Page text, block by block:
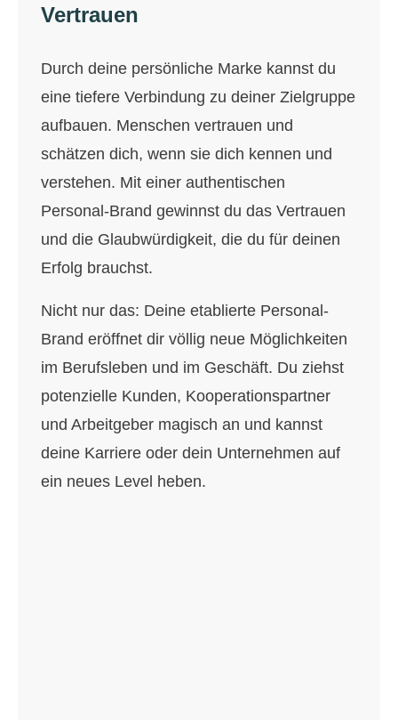
Vertrauen
Durch deine persönliche Marke kannst du
eine tiefere Verbindung zu deiner Zielgruppe
aufbauen. Menschen vertrauen und
schätzen dich, wenn sie dich kennen und
verstehen. Mit einer authentischen
Personal-Brand gewinnst du das Vertrauen
und die Glaubwürdigkeit, die du für deinen
Erfolg brauchst.
Nicht nur das: Deine etablierte Personal-
Brand eröffnet dir völlig neue Möglichkeiten
im Berufsleben und im Geschäft. Du ziehst
potenzielle Kunden, Kooperationspartner
und Arbeitgeber magisch an und kannst
deine Karriere oder dein Unternehmen auf
ein neues Level heben.